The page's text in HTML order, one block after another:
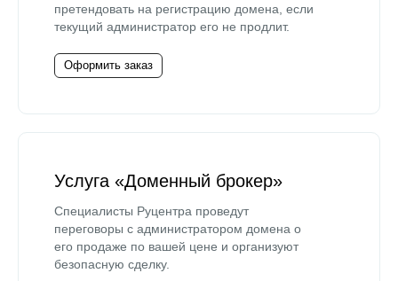
претендовать на регистрацию домена, если
текущий администратор его не продлит.
Оформить заказ
Услуга «Доменный брокер»
Специалисты Руцентра проведут
переговоры с администратором домена о
его продаже по вашей цене и организуют
безопасную сделку.